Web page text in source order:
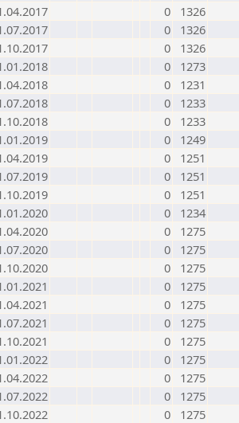
0
1326
0
1326
0
1326
0
1273
0
1231
0
1233
0
1233
0
1249
0
1251
0
1251
0
1251
0
1234
0
1275
0
1275
0
1275
0
1275
0
1275
0
1275
0
1275
0
1275
0
1275
0
1275
0
1275